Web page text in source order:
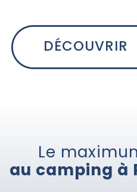
DÉCOUVRIR
Le
au camping à